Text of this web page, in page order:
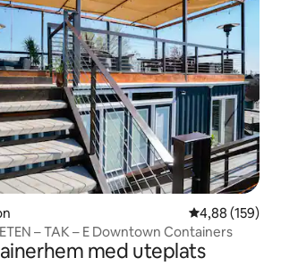
4,88 av 5 i
4,88 (159)
– TAK – E Downtown Containers
med uteplats